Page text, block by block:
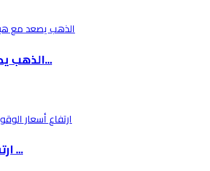
الذهب يصعد مع هبوط النفط بعد تأجيل ترامب أي ت...
ارتفاع أسعار الوقود في إسرائيل إلى أكثر من 8 ...